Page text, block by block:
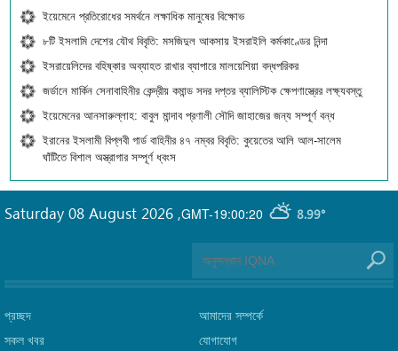
ইয়েমেনে প্রতিরোধের সমর্থনে লক্ষাধিক মানুষের বিক্ষোভ
৮টি ইসলামি দেশের যৌথ বিবৃতি: মসজিদুল আকসায় ইসরাইলি কর্মকাণ্ডের নিন্দা
ইসরায়েলিদের বহিষ্কার অব্যাহত রাখার ব্যাপারে মালয়েশিয়া বদ্ধপরিকর
জর্ডানে মার্কিন সেনাবাহিনীর কেন্দ্রীয় কমান্ড সদর দপ্তর ব্যালিস্টিক ক্ষেপণাস্ত্রের লক্ষ্যবস্তু
ইয়েমেনের আনসারুল্লাহ: বাবুল মান্দাব প্রণালী সৌদি জাহাজের জন্য সম্পূর্ণ বন্ধ
ইরানের ইসলামী বিপ্লবী গার্ড বাহিনীর ৪৭ নম্বর বিবৃতি: কুয়েতের আলি আল-সালেম
ঘাঁটিতে বিশাল অস্ত্রাগার সম্পূর্ণ ধ্বংস
GMT-19:00:20 8.99°
Saturday 08 August 2026 ,
প্রচ্ছদ
সকল খবর
আমাদের সম্পর্কে
যোগাযোগ